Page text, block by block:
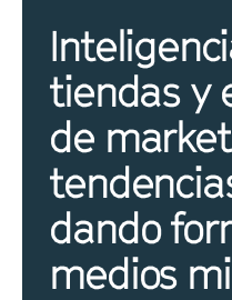
tiendas y
de
dando
medios